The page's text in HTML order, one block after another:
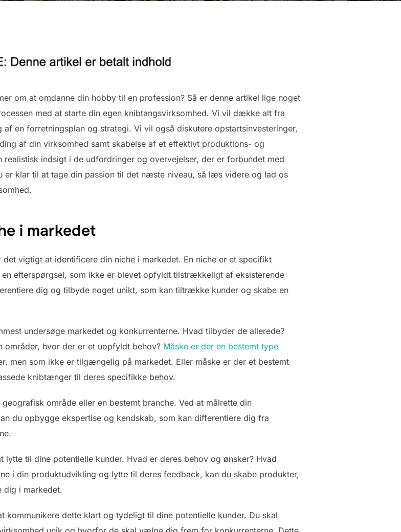
om at omdanne din hobby til en profession? Så er denne artikel lige noget
med at starte din egen knibtangsvirksomhed. Vi vil dække alt fra
en forretningsplan og strategi. Vi vil også diskutere opstartsinvesteringer,
af din virksomhed samt skabelse af et effektivt produktions- og
indsigt i de udfordringer og overvejelser, der er forbundet med
er klar til at tage din passion til det næste niveau, så læs videre og lad os
i markedet
vigtigt at identificere din niche i markedet. En niche er et specifikt
efterspørgsel, som ikke er blevet opfyldt tilstrækkeligt af eksisterende
dig og tilbyde noget unikt, som kan tiltrække kunder og skabe en
undersøge markedet og konkurrenterne. Hvad tilbyder de allerede?
områder, hvor der er et uopfyldt behov? Måske er der en bestemt type
men som ikke er tilgængelig på markedet. Eller måske er der et bestemt
knibtænger til deres specifikke behov.
område eller en bestemt branche. Ved at målrette din
du opbygge ekspertise og kendskab, som kan differentiere dig fra
lytte til dine potentielle kunder. Hvad er deres behov og ønsker? Hvad
i din produktudvikling og lytte til deres feedback, kan du skabe produkter,
dig i markedet.
kommunikere dette klart og tydeligt til dine potentielle kunder. Du skal